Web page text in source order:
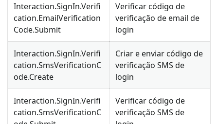
Interaction.SignIn.Verifi
cation.EmailVerification
Code.Submit
Verificar código de
verificação de email de
login
Interaction.SignIn.Verifi
cation.SmsVerificationC
ode.Create
Criar e enviar código de
verificação SMS de
login
Interaction.SignIn.Verifi
cation.SmsVerificationC
Verificar código de
verificação SMS de